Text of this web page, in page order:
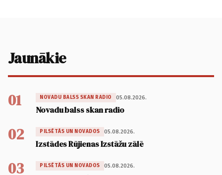
Jaunākie
01 NOVADU BALSS SKAN RADIO 05.08.2026.
Novadu balss skan radio
02 PILSĒTĀS UN NOVADOS 05.08.2026.
Izstādes Rūjienas Izstāžu zālē
03 PILSĒTĀS UN NOVADOS 05.08.2026.